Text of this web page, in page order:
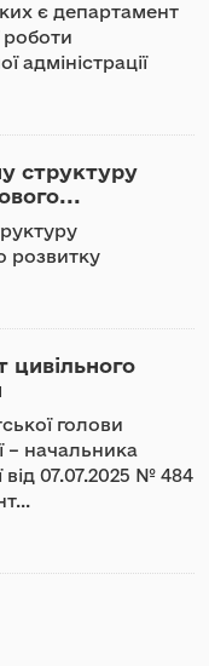
є департамент
роботи
адміністрації
структуру
розвитку
голови
– начальника
від 07.07.2025 № 484